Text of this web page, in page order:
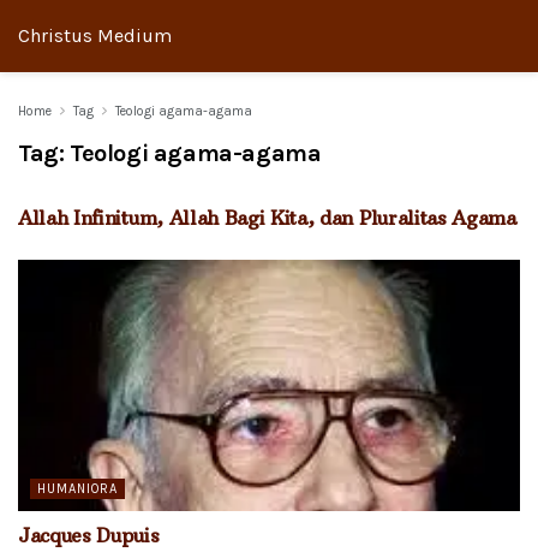
Christus Medium
Home Tag Teologi agama-agama
Tag: Teologi agama-agama
TEOLOGI
Allah Infinitum, Allah Bagi Kita, dan Pluralitas Agama
HUMANIORA
Jacques Dupuis